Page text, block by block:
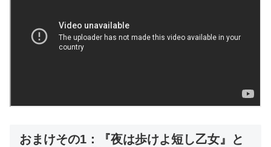
おまけその1：『夜は歩けよ短し乙女』と